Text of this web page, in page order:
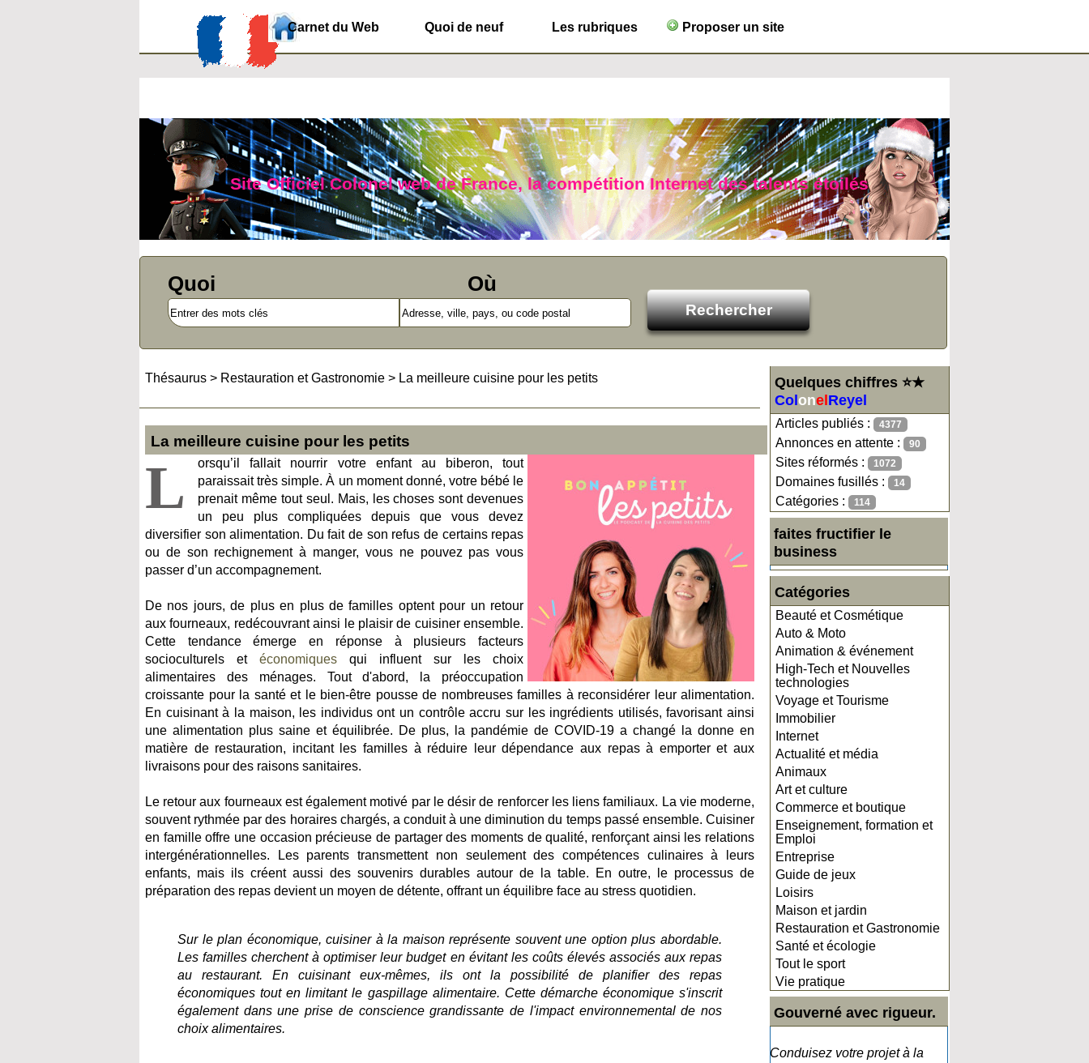
Carnet du Web Quoi de neuf Les rubriques Proposer un site
Site Officiel Colonel web de France, la compétition Internet des talents étoilés
Quoi Où
Quelques chiffres ⭐★
Col onel Reyel
Articles publiés : 4377
Annonces en attente : 90
Sites réformés : 1072
Domaines fusillés : 14
Catégories : 114
faites fructifier le
business
Catégories
Beauté et Cosmétique
Auto & Moto
Animation & événement
High-Tech et Nouvelles
technologies
Voyage et Tourisme
Immobilier
Internet
Actualité et média
Animaux
Art et culture
Commerce et boutique
Enseignement, formation et
Emploi
Entreprise
Guide de jeux
Loisirs
Maison et jardin
Restauration et Gastronomie
Santé et écologie
Tout le sport
Vie pratique
Gouverné avec rigueur.
Conduisez votre projet à la
Thésaurus > Restauration et Gastronomie > La meilleure cuisine pour les petits
La meilleure cuisine pour les petits
L
orsqu’il fallait nourrir votre enfant au biberon, tout
paraissait très simple. À un moment donné, votre bébé le
prenait même tout seul. Mais, les choses sont devenues
un peu plus compliquées depuis que vous devez
diversifier son alimentation. Du fait de son refus de certains repas
ou de son rechignement à manger, vous ne pouvez pas vous
passer d’un accompagnement.
De nos jours, de plus en plus de familles optent pour un retour
aux fourneaux, redécouvrant ainsi le plaisir de cuisiner ensemble.
Cette tendance émerge en réponse à plusieurs facteurs
socioculturels etéconomiques qui influent sur les choix
alimentaires des ménages. Tout d'abord, la préoccupation
croissante pour la santé et le bien-être pousse de nombreuses familles à reconsidérer leur alimentation.
En cuisinant à la maison, les individus ont un contrôle accru sur les ingrédients utilisés, favorisant ainsi
une alimentation plus saine et équilibrée. De plus, la pandémie de COVID-19 a changé la donne en
matière de restauration, incitant les familles à réduire leur dépendance aux repas à emporter et aux
livraisons pour des raisons sanitaires.
Le retour aux fourneaux est également motivé par le désir de renforcer les liens familiaux. La vie moderne,
souvent rythmée par des horaires chargés, a conduit à une diminution du temps passé ensemble. Cuisiner
en famille offre une occasion précieuse de partager des moments de qualité, renforçant ainsi les relations
intergénérationnelles. Les parents transmettent non seulement des compétences culinaires à leurs
enfants, mais ils créent aussi des souvenirs durables autour de la table. En outre, le processus de
préparation des repas devient un moyen de détente, offrant un équilibre face au stress quotidien.
Sur le plan économique, cuisiner à la maison représente souvent une option plus abordable.
Les familles cherchent à optimiser leur budget en évitant les coûts élevés associés aux repas
au restaurant. En cuisinant eux-mêmes, ils ont la possibilité de planifier des repas
économiques tout en limitant le gaspillage alimentaire. Cette démarche économique s'inscrit
également dans une prise de conscience grandissante de l'impact environnemental de nos
choix alimentaires.